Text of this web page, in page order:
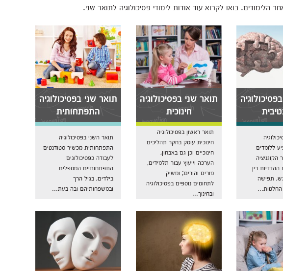
בואו לקרוא עוד אודות לימודי פסיכולוגיה לתואר שני.
ללומדים
בין
תפישה
החלטות...
תואר שני בפסיכולוגיה
חינוכית
תואר ראשון בפסיכולוגיה
חינוכית עוסק בחקר תהליכים
חינוכיים וכן גם באבחון,
הערכה וייעוץ עבור תלמידים,
מורים והורים; ומשיק
לתחומים נוספים בפסיכולוגיה
ובחינוך...
תואר שני בפסיכולוגיה
התפתחותית
תואר השני בפסיכולוגיה
התפתחותית מכשיר סטודנטים
לעבודה כפסיכולוגים
התפתחותיים המטפלים
בילדים, בגיל הרך
ובמשפחותיהם ובה בעת...